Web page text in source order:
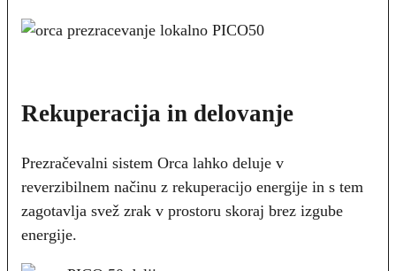
Rekuperacija in delovanje
Prezračevalni sistem Orca lahko deluje v
reverzibilnem načinu z rekuperacijo energije in s tem
zagotavlja svež zrak v prostoru skoraj brez izgube
energije.